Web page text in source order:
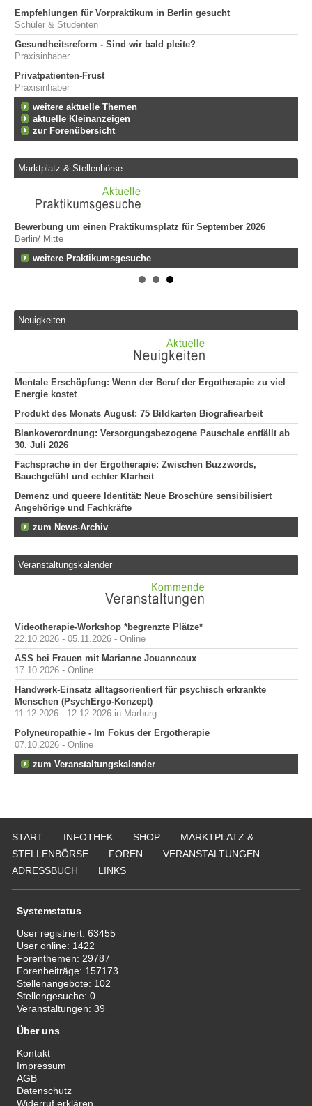
Empfehlungen für Vorpraktikum in Berlin gesucht
Schüler & Studenten
Gesundheitsreform - Sind wir bald pleite?
Praxisinhaber
Privatpatienten-Frust
Praxisinhaber
weitere aktuelle Themen
aktuelle Kleinanzeigen
zur Forenübersicht
Marktplatz & Stellenbörse
Bewerbung um einen Praktikumsplatz für September 2026
Berlin/ Mitte
weitere Praktikumsgesuche
Neuigkeiten
Mentale Erschöpfung: Wenn der Beruf der Ergotherapie zu viel
Energie kostet
Produkt des Monats August: 75 Bildkarten Biografiearbeit
Blankoverordnung: Versorgungsbezogene Pauschale entfällt ab
30. Juli 2026
Fachsprache in der Ergotherapie: Zwischen Buzzwords,
Bauchgefühl und echter Klarheit
Demenz und queere Identität: Neue Broschüre sensibilisiert
Angehörige und Fachkräfte
zum News-Archiv
Veranstaltungskalender
Videotherapie-Workshop *begrenzte Plätze*
22.10.2026 - 05.11.2026 - Online
ASS bei Frauen mit Marianne Jouanneaux
17.10.2026 - Online
Handwerk-Einsatz alltagsorientiert für psychisch erkrankte
Menschen (PsychErgo-Konzept)
11.12.2026 - 12.12.2026 in Marburg
Polyneuropathie - Im Fokus der Ergotherapie
07.10.2026 - Online
zum Veranstaltungskalender
START INFOTHEK SHOP
MARKTPLATZ &
STELLENBÖRSE
FOREN
VERANSTALTUNGEN
ADRESSBUCH
LINKS
Systemstatus
User registriert:63455
User online: 1422
Forenthemen: 29787
Forenbeiträge: 157173
Stellenangebote: 102
Stellengesuche:0
Veranstaltungen:39
Über uns
Kontakt
Impressum
AGB
Datenschutz
Widerruf erklären